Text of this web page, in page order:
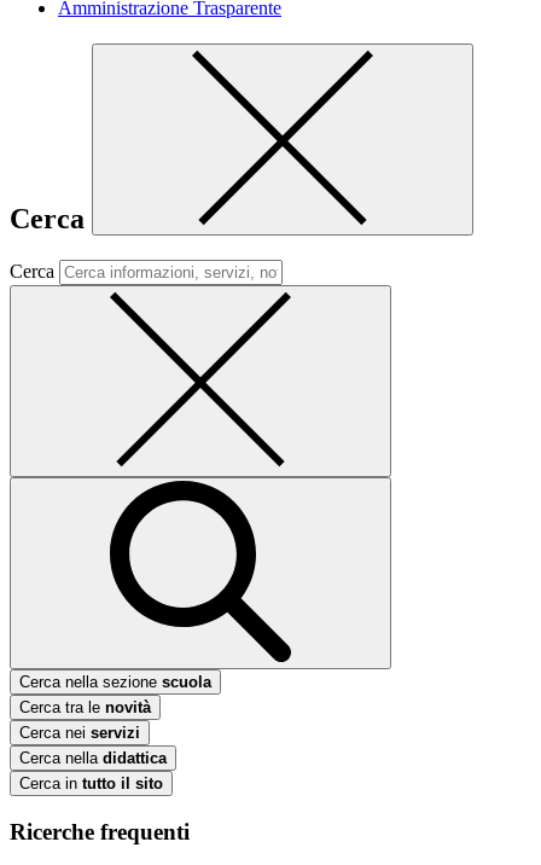
Amministrazione Trasparente
Cerca
Cerca
Cerca nella sezione scuola
Cerca tra le novità
Cerca nei servizi
Cerca nella didattica
Cerca in tutto il sito
Ricerche frequenti